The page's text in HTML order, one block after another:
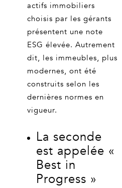
actifs immobiliers
choisis par les gérants
présentent une note
ESG élevée. Autrement
dit, les immeubles, plus
modernes, ont été
construits selon les
dernières normes en
vigueur.
La seconde
est appelée «
Best in
Progress »